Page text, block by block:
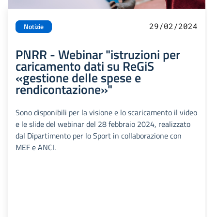
Notizie 29/02/2024
PNRR - Webinar "istruzioni per
caricamento dati su ReGiS
«gestione delle spese e
rendicontazione»"
Sono disponibili per la visione e lo scaricamento il video
e le slide del webinar del 28 febbraio 2024, realizzato
dal Dipartimento per lo Sport in collaborazione con
MEF e ANCI.